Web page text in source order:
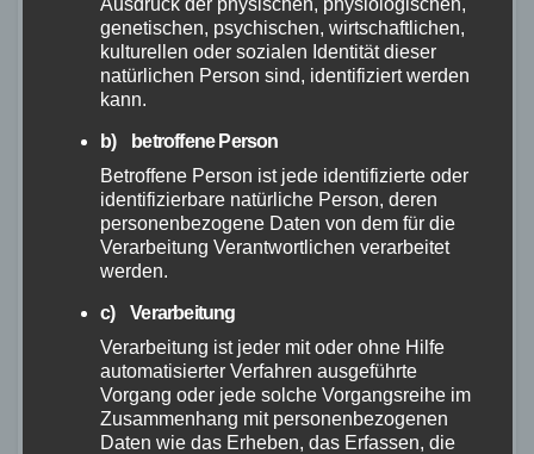
Die Schwalbe
Thunder Burt-Reifen
und das Gewicht des
Riverside Touring 920
genetischen, psychischen, wirtschaftlichen,
kulturellen oder sozialen Identität dieser
natürlichen Person sind, identifiziert werden
kann.
b) betroffene Person
Betroffene Person ist jede identifizierte oder
identifizierbare natürliche Person, deren
personenbezogene Daten von dem für die
Verarbeitung Verantwortlichen verarbeitet
werden.
c) Verarbeitung
Verarbeitung ist jeder mit oder ohne Hilfe
automatisierter Verfahren ausgeführte
Vorgang oder jede solche Vorgangsreihe im
Zusammenhang mit personenbezogenen
Daten wie das Erheben, das Erfassen, die